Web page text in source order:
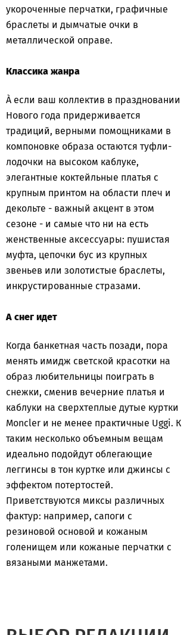
укороченные перчатки, графичные
браслеты и дымчатые очки в
металлической оправе.
Классика жанра
À если ваш коллектив в праздновании
Нового года придерживается
традиций, верными помощниками в
компоновке образа остаются туфли-
лодочки на высоком каблуке,
элегантные коктейльные платья с
крупным принтом на области плеч и
декольте - важный акцент в этом
сезоне - и самые что ни на есть
женственные аксессуары: пушистая
муфта, цепочки бус из крупных
звеньев или золотистые браслеты,
инкрустированные стразами.
А снег идет
Когда банкетная часть позади, пора
менять имидж светской красотки на
образ любительницы поиграть в
снежки, сменив вечерние платья и
каблуки на сверхтеплые дутые куртки
Moncler и не менее практичные Uggi. К
таким несколько объемным вещам
идеально подойдут облегающие
леггинсы в тон куртке или джинсы с
эффектом потертостей.
Приветствуются миксы различных
фактур: например, сапоги с
резиновой основой и кожаным
голенищем или кожаные перчатки с
вязаными манжетами.